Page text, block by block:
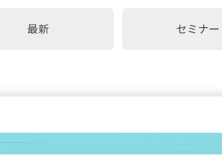
最新 セミナー